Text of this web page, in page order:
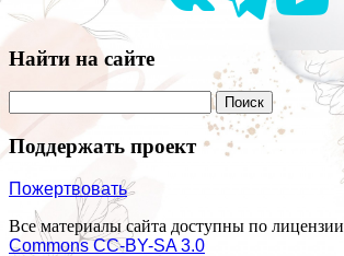
Найти на сайте
Поддержать проект
Пожертвовать
Все материалы сайта доступны по лицензии
Commons СС-BY-SA 3.0